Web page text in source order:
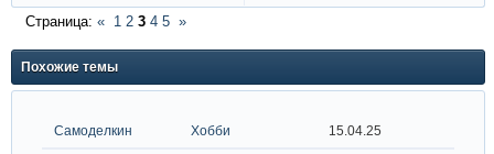
Страница: « 1 2 3 4 5 »
Похожие темы
Самоделкин Хобби 15.04.25